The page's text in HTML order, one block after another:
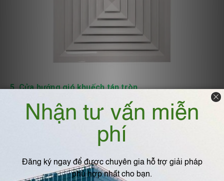
5. Cửa hướng gió khuếch tán tròn
Mục đích sử dụng
– Được sử dụng như ống gió cấp, gió hồi tùy theo nhu cầu.
Thường được sử dụng như hộp thổi gió có nắp cổ lắp ống nước
và van điều chỉnh lưu lượng tròn OBD hoặc cổ có thể kết nối
thẳng với ống gió mềm